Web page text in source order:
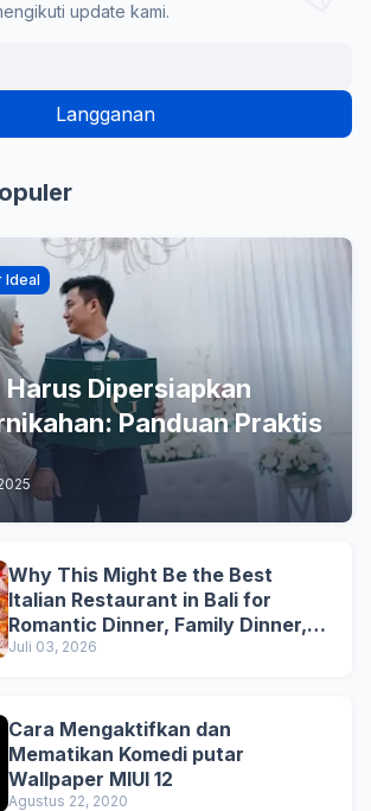
update kami.
Ideal
Dipersiapkan
Panduan Praktis
Why This Might Be the Best
Italian Restaurant in Bali for
Romantic Dinner, Family Dinner,
and Business Lunch
Juli 03, 2026
Cara Mengaktifkan dan
Mematikan Komedi putar
Wallpaper MIUI 12
Agustus 22, 2020